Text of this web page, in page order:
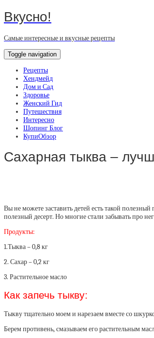
Вкусно!
Самые интересные и вкусные рецепты
Toggle navigation
Рецепты
Хендмейд
Дом и Сад
Здоровье
Женский Гид
Путешествия
Интересно
Шопинг Блог
КупиОбзор
Сахарная тыква –
Вы не можете заставить детей есть такой
полезный десерт. Но многие стали забывать про
Продукты:
1.Тыква – 0,8 кг
2. Сахар – 0,2 кг
3. Растительное масло
Как запечь тыкву:
Тыкву тщательно моем и нарезаем вместе со
Берем противень, смазываем его растительным